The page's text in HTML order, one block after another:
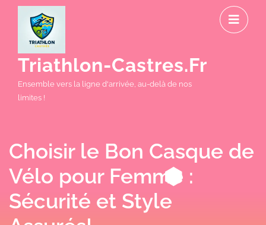
Triathlon-Castres.fr
Ensemble vers la ligne d'arrivée, au-delà de nos
limites !
Choisir le Bon Casque de
Vélo pour Femme :
Sécurité et Style